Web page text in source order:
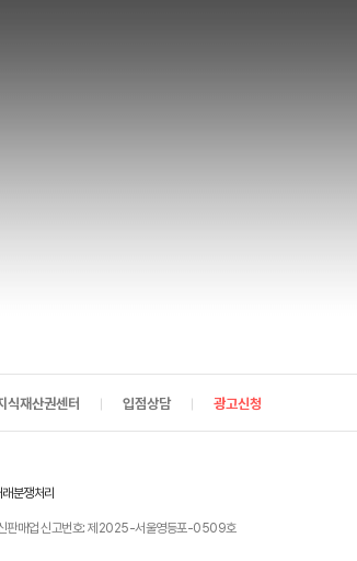
식재산권센터 입점상담 광고신청
분쟁처리
판매업 신고번호: 제2025-서울영등포-0509호